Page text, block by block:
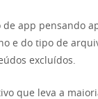
app pensando
e do tipo de
excluídos.
que leva a